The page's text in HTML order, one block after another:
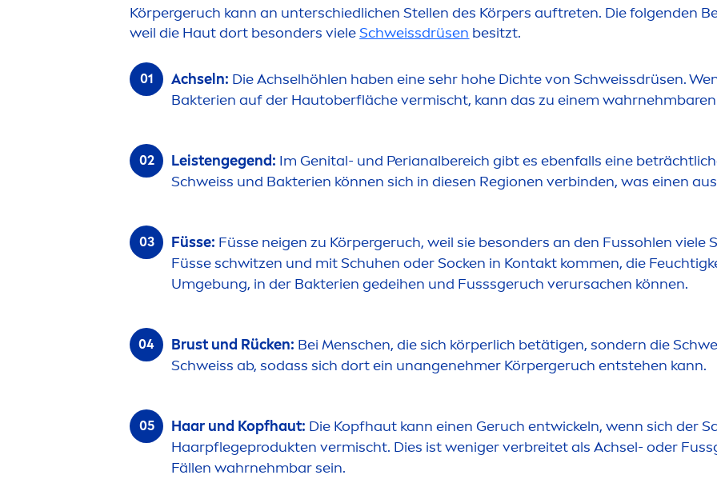
Körpergeruch kann an unterschiedlichen Stellen des Körpers auftreten. Die folgenden
weil die Haut dort besonders vieleSchweissdrüsen besitzt.
Achseln: Die Achselhöhlen haben eine sehr hohe Dichte von Schweissdrüsen.
Bakterien auf der Hautoberfläche vermischt, kann das zu einem
Leistengegend: Im Genital- und Perianalbereich gibt es ebenfalls eine
Schweiss und Bakterien können sich in diesen Regionen verbinden, was einen
Füsse: Füsse neigen zu Körpergeruch, weil sie besonders an den Fussohlen viele
Füsse schwitzen und mit Schuhen oder Socken in Kontakt kommen, die
Umgebung, in der Bakterien gedeihen und Fusssgeruch verursachen können.
Brust und Rücken: BeiMenschen, die sich körperlich betätigen, sondern die
Schweiss ab, sodass sich dort ein unangenehmer Körpergeruch entstehen kann.
Haar und Kopfhaut: Die Kopfhaut kann einen Geruch entwickeln, wenn sich der
Haarpflegeprodukten vermischt. Dies ist weniger verbreitet als Achsel- oder
Fällen wahrnehmbar sein.